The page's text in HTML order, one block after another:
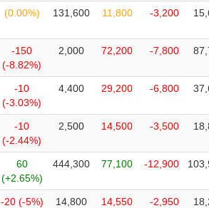
(0.00%) 131,600 11,800 -3,200
-150
(-8.82%)
2,000 72,200 -7,800
-10
(-3.03%)
4,400 29,200 -6,800
-10
(-2.44%)
2,500 14,500 -3,500
60
(+2.65%)
444,300 77,100 -12,900
-20 (-5%) 14,800 14,550 -2,950